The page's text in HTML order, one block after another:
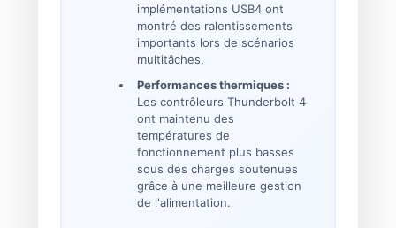
implémentations USB4 ont
montré des ralentissements
importants lors de scénarios
multitâches.
Performances thermiques :
Les contrôleurs Thunderbolt 4
ont maintenu des
températures de
fonctionnement plus basses
sous des charges soutenues
grâce à une meilleure gestion
de l'alimentation.